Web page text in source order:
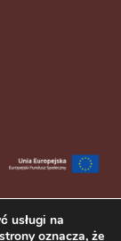
usługi na
oznacza, że